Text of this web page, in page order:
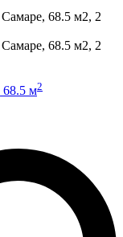
68.5 м2